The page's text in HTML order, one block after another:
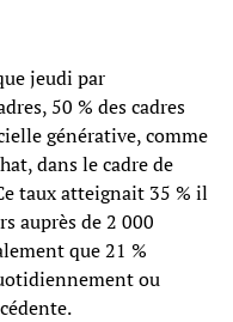
jeudi par
50 % des cadres
générative, comme
dans le cadre de
taux atteignait 35 % il
auprès de 2 000
que 21 %
ou